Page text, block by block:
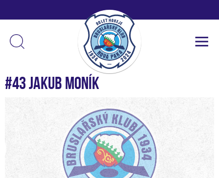
#43 Jakub Moník